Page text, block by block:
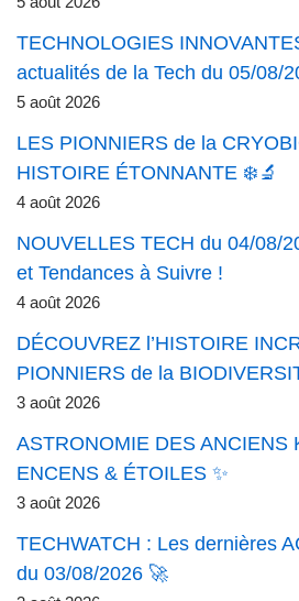
TECHNOLOGIES
actualités de la Tech du 05/08/
5 août 2026
LES PIONNIERS de la
HISTOIRE ÉTONNANTE ❄️🔬
4 août 2026
NOUVELLES TECH du 04/08/
et Tendances à Suivre !
4 août 2026
DÉCOUVREZ l’HISTOIRE
PIONNIERS de la
3 août 2026
ASTRONOMIE DES ANCIENS
ENCENS & ÉTOILES ✨
3 août 2026
TECHWATCH : Les dernières
du 03/08/2026 🚀